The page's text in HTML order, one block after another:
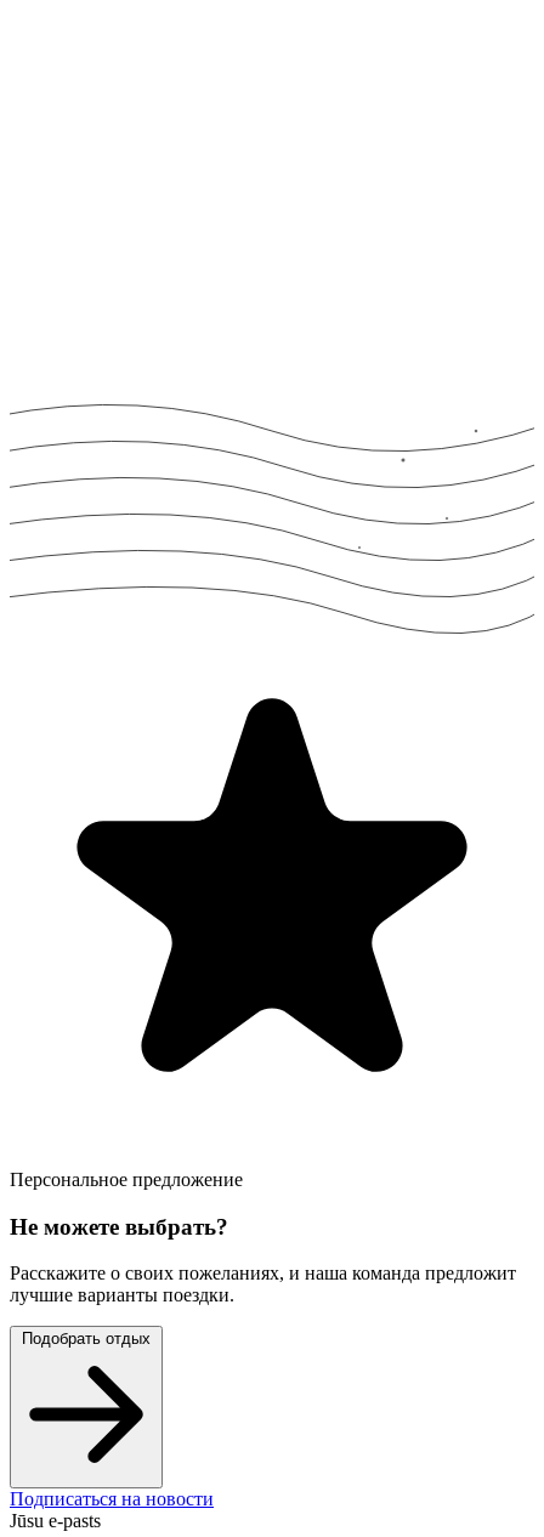
Персональное предложение
Не можете выбрать?
Расскажите о своих пожеланиях, и наша команда предложит
лучшие варианты поездки.
Подобрать отдых
Подписаться на новости
Jūsu e-pasts